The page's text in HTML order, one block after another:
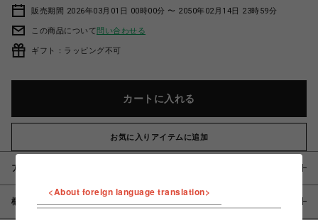
販売期間 2026年03月01日 00時00分 〜 2050年02月14日 23時59分
この商品について問い合わせる
ギフト：ラッピング不可
カートに入れる
お気に入りアイテムに追加
アイテム説明 / 素材
概要
<About foreign language translation>